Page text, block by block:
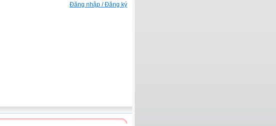
Đăng nhập / Đăng ký